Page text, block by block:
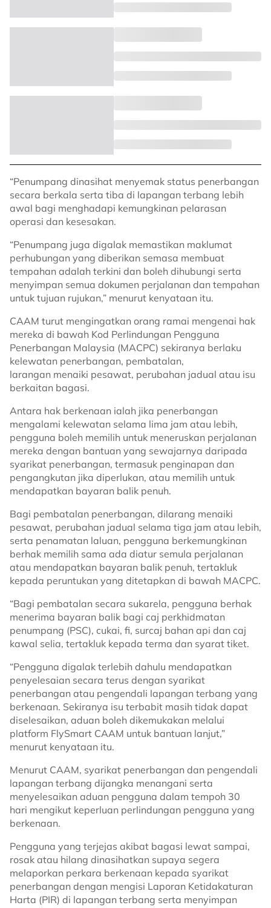
“Penumpang dinasihat menyemak status penerbangan
secara berkala serta tiba di lapangan terbang lebih
awal bagi menghadapi kemungkinan pelarasan
operasi dan kesesakan.
“Penumpang juga digalak memastikan maklumat
perhubungan yang diberikan semasa membuat
tempahan adalah terkini dan boleh dihubungi serta
menyimpan semua dokumen perjalanan dan tempahan
untuk tujuan rujukan,” menurut kenyataan itu.
CAAM turut mengingatkan orang ramai mengenai hak
mereka di bawah Kod Perlindungan Pengguna
Penerbangan Malaysia (MACPC) sekiranya berlaku
kelewatan penerbangan, pembatalan,
larangan menaiki pesawat, perubahan jadual atau isu
berkaitan bagasi.
Antara hak berkenaan ialah jika penerbangan
mengalami kelewatan selama lima jam atau lebih,
pengguna boleh memilih untuk meneruskan perjalanan
mereka dengan bantuan yang sewajarnya daripada
syarikat penerbangan, termasuk penginapan dan
pengangkutan jika diperlukan, atau memilih untuk
mendapatkan bayaran balik penuh.
Bagi pembatalan penerbangan, dilarang menaiki
pesawat, perubahan jadual selama tiga jam atau lebih,
serta penamatan laluan, pengguna berkemungkinan
berhak memilih sama ada diatur semula perjalanan
atau mendapatkan bayaran balik penuh, tertakluk
kepada peruntukan yang ditetapkan di bawah MACPC.
“Bagi pembatalan secara sukarela, pengguna berhak
menerima bayaran balik bagi caj perkhidmatan
penumpang (PSC), cukai, fi, surcaj bahan api dan caj
kawal selia, tertakluk kepada terma dan syarat tiket.
“Pengguna digalak terlebih dahulu mendapatkan
penyelesaian secara terus dengan syarikat
penerbangan atau pengendali lapangan terbang yang
berkenaan. Sekiranya isu terbabit masih tidak dapat
diselesaikan, aduan boleh dikemukakan melalui
platform FlySmart CAAM untuk bantuan lanjut,”
menurut kenyataan itu.
Menurut CAAM, syarikat penerbangan dan pengendali
lapangan terbang dijangka menangani serta
menyelesaikan aduan pengguna dalam tempoh 30
hari mengikut keperluan perlindungan pengguna yang
berkenaan.
Pengguna yang terjejas akibat bagasi lewat sampai,
rosak atau hilang dinasihatkan supaya segera
melaporkan perkara berkenaan kepada syarikat
penerbangan dengan mengisi Laporan Ketidakaturan
Harta (PIR) di lapangan terbang serta menyimpan